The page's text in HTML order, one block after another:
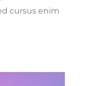
cursus enim